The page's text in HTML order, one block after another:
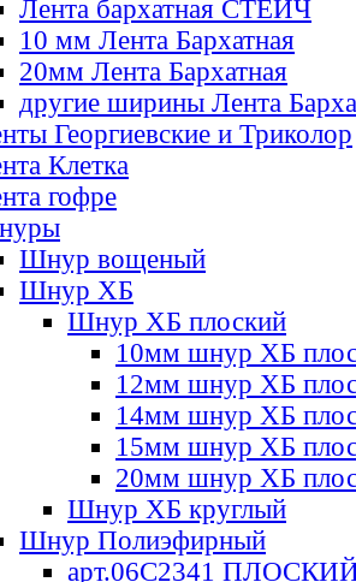
Лента бархатная СТЕЙЧ
10 мм Лента Бархатная
20мм Лента Бархатная
другие ширины Лента
Георгиевские и Триколор
Клетка
гофре
Шнур вощеный
Шнур ХБ
Шнур ХБ плоский
10мм шнур ХБ
12мм шнур ХБ
14мм шнур ХБ
15мм шнур ХБ
20мм шнур ХБ
Шнур ХБ круглый
Шнур Полиэфирный
арт.06С2341